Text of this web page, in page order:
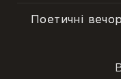
Поетичні